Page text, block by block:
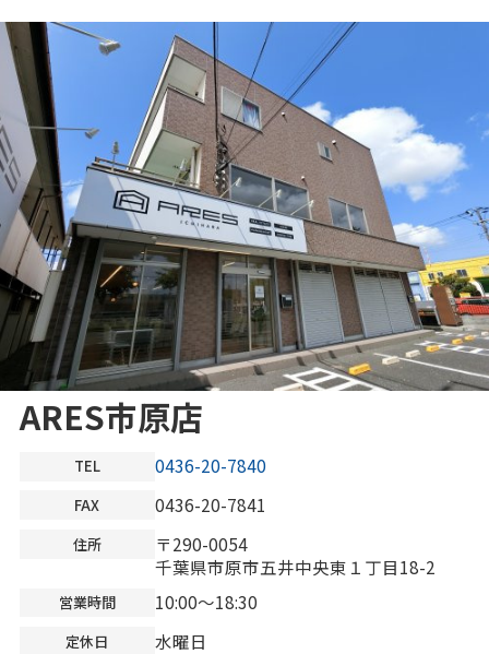
ARES市原店
TEL 0436-20-7840
FAX 0436-20-7841
住所
〒290-0054
千葉県市原市五井中央東１丁目18-2
営業時間 10:00～18:30
定休日 水曜日